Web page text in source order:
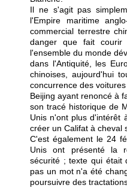
Il ne s'agit pas
l'Empire maritime
commercial terrestre
danger que fait
l'ensemble du monde
dans l'Antiquité, les
chinoises, aujourd'hui
concurrence des
Beijing ayant renoncé à
son tracé historique de
Unis n'ont plus d'intérêt
créer un Califat à cheval
C'est également le 24
Unis ont présenté la
sécurité ; texte qui était
pas un mot n'a été
poursuivre des